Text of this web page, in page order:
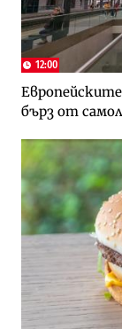
12:00
бърз от